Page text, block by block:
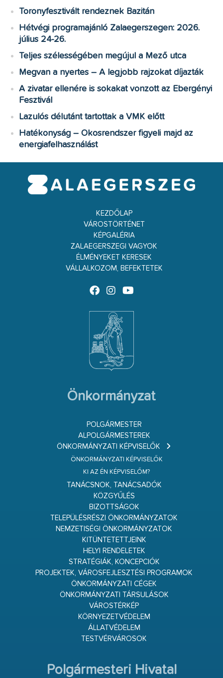
Toronyfesztivált rendeznek Bazitán
Hétvégi programajánló Zalaegerszegen: 2026.
július 24-26.
Teljes szélességében megújul a Mező utca
Megvan a nyertes – A legjobb rajzokat díjazták
A zivatar ellenére is sokakat vonzott az Ebergényi
Fesztivál
Lazulós délutánt tartottak a VMK előtt
Hatékonyság – Okosrendszer figyeli majd az
energiafelhasználást
KEZDŐLAP
VÁROSTÖRTÉNET
KÉPGALÉRIA
ZALAEGERSZEGI VAGYOK
ÉLMÉNYEKET KERESEK
VÁLLALKOZOM, BEFEKTETEK
Önkormányzat
POLGÁRMESTER
ALPOLGÁRMESTEREK
ÖNKORMÁNYZATI KÉPVISELŐK
ÖNKORMÁNYZATI KÉPVISELŐK
KI AZ ÉN KÉPVISELŐM?
TANÁCSNOK, TANÁCSADÓK
KÖZGYŰLÉS
BIZOTTSÁGOK
TELEPÜLÉSRÉSZI ÖNKORMÁNYZATOK
NEMZETISÉGI ÖNKORMÁNYZATOK
KITÜNTETETTJEINK
HELYI RENDELETEK
STRATÉGIÁK, KONCEPCIÓK
PROJEKTEK, VÁROSFEJLESZTÉSI PROGRAMOK
ÖNKORMÁNYZATI CÉGEK
ÖNKORMÁNYZATI TÁRSULÁSOK
VÁROSTÉRKÉP
KÖRNYEZETVÉDELEM
ÁLLATVÉDELEM
TESTVÉRVÁROSOK
Polgármesteri Hivatal